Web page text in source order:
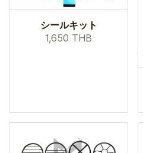
シールキット
1,650 THB